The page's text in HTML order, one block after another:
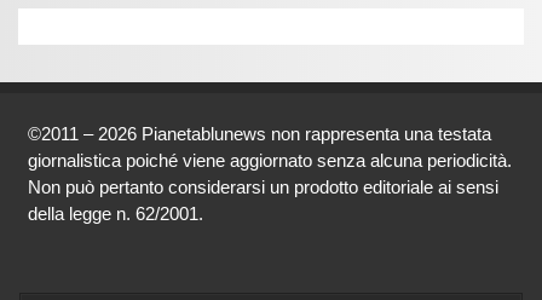
©2011 – 2026 Pianetablunews non rappresenta una testata
giornalistica poiché viene aggiornato senza alcuna periodicità.
Non può pertanto considerarsi un prodotto editoriale ai sensi
della legge n. 62/2001.